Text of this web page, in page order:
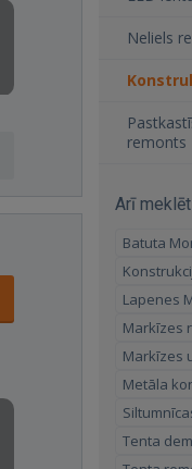
Neliels
remonts
Arī
Batuta
Lapenes
Markīzes
Markīzes
Metāla
Tenta